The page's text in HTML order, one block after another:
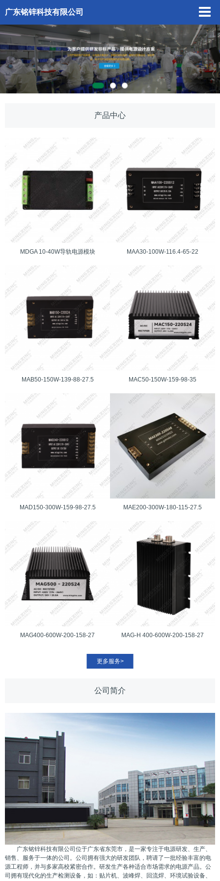
广东铭锌科技有限公司
产品中心
MDGA 10-40W导轨电源模块 MAA30-100W-116.4-65-22
MAB50-150W-139-88-27.5 MAC50-150W-159-98-35
MAD150-300W-159-98-27.5 MAE200-300W-180-115-27.5
MAG400-600W-200-158-27 MAG-H 400-600W-200-158-27
更多服务>
公司简介
广东铭锌科技有限公司位于广东省东莞市，是一家专注于电源研发、生产、
销售、服务于一体的公司。公司拥有强大的研发团队，聘请了一批经验丰富的电
源工程师，并与多家高校紧密合作。研发生产各种适合市场需求的电源产品。公
司拥有现代化的生产检测设备，如：贴片机、波峰焊、回流焊、环境试验设备、